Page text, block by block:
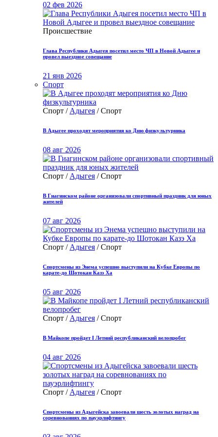
02 фев 2026
Происшествие
Глава Республики Адыгея посетил место ЧП в Новой Адыгее и
провел выездное совещание
21 янв 2026
Спорт
Спорт / Адыгея / Спорт
В Адыгее проходят мероприятия ко Дню физкультурника
08 авг 2026
Спорт / Адыгея / Спорт
В Гиагинском районе организовали спортивный праздник для юных
жителей
07 авг 2026
Спорт / Адыгея / Спорт
Спортсмены из Энема успешно выступили на Кубке Европы по
карате-до Шотокан Казэ Ха
05 авг 2026
Спорт / Адыгея / Спорт
В Майкопе пройдет I Летний республиканский велопробег
04 авг 2026
Спорт / Адыгея / Спорт
Спортсмены из Адыгейска завоевали шесть золотых наград на
соревнованиях по пауэрлифтингу